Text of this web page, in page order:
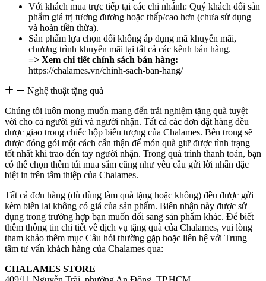
Với khách mua trực tiếp tại các chi nhánh: Quý khách đổi sản
phẩm giá trị tương đương hoặc thấp/cao hơn (chưa sử dụng
và hoàn tiền thừa).
Sản phẩm lựa chọn đổi không áp dụng mã khuyến mãi,
chương trình khuyến mãi tại tất cả các kênh bán hàng.
=> Xem chi tiết chính sách bán hàng:
https://chalames.vn/chinh-sach-ban-hang/
Nghệ thuật tặng quà
Chúng tôi luôn mong muốn mang đến trải nghiệm tặng quà tuyệt
vời cho cả người gửi và người nhận. Tất cả các đơn đặt hàng đều
được giao trong chiếc hộp biểu tượng của Chalames. Bên trong sẽ
được đóng gói một cách cẩn thận để món quà giữ được tình trạng
tốt nhất khi trao đến tay người nhận. Trong quá trình thanh toán, bạn
có thể chọn thêm túi mua sắm cũng như yêu cầu gửi lời nhắn đặc
biệt in trên tấm thiệp của Chalames.
Tất cả đơn hàng (dù dùng làm quà tặng hoặc không) đều được gửi
kèm biên lai không có giá của sản phẩm. Biên nhận này được sử
dụng trong trường hợp bạn muốn đổi sang sản phẩm khác. Để biết
thêm thông tin chi tiết về dịch vụ tặng quà của Chalames, vui lòng
tham khảo thêm mục Câu hỏi thường gặp hoặc liên hệ với Trung
tâm tư vấn khách hàng của Chalames qua:
CHALAMES STORE